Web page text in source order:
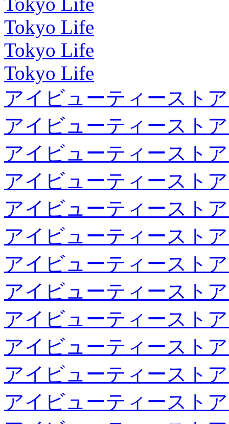
Tokyo Life
Tokyo Life
Tokyo Life
アイビューティースト
アイビューティースト
アイビューティースト
アイビューティースト
アイビューティースト
アイビューティースト
アイビューティースト
アイビューティースト
アイビューティースト
アイビューティースト
アイビューティースト
アイビューティースト